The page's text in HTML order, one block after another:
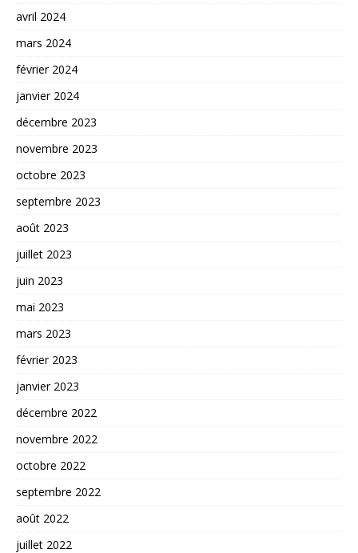
avril 2024
mars 2024
février 2024
janvier 2024
décembre 2023
novembre 2023
octobre 2023
septembre 2023
août 2023
juillet 2023
juin 2023
mai 2023
mars 2023
février 2023
janvier 2023
décembre 2022
novembre 2022
octobre 2022
septembre 2022
août 2022
juillet 2022